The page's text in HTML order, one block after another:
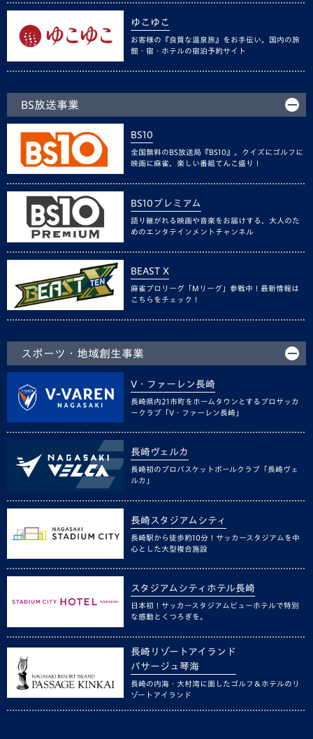
ゆこゆこ
お客様の『良質な温泉旅』をお手伝い。国内の旅
館・宿・ホテルの宿泊予約サイト
BS放送事業
BS10
全国無料のBS放送局『BS10』。クイズにゴルフに
映画に麻雀、楽しい番組てんこ盛り！
BS10プレミアム
語り継がれる映画や音楽をお届けする、大人のた
めのエンタテインメントチャンネル
BEAST X
麻雀プロリーグ「Mリーグ」参戦中！最新情報は
こちらをチェック！
スポーツ・地域創生事業
V・ファーレン長崎
長崎県内21市町をホームタウンとするプロサッカ
ークラブ「V・ファーレン長崎」
長崎ヴェルカ
長崎初のプロバスケットボールクラブ「長崎ヴェ
ルカ」
長崎スタジアムシティ
長崎駅から徒歩約10分！サッカースタジアムを中
心とした大型複合施設
スタジアムシティホテル長崎
日本初！サッカースタジアムビューホテルで特別
な感動とくつろぎを。
長崎リゾートアイランド
パサージュ琴海
長崎の内海・大村湾に面したゴルフ＆ホテルのリ
ゾートアイランド